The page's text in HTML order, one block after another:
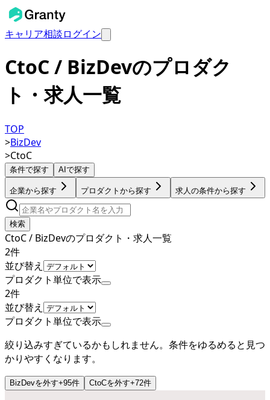
キャリア相談ログイン
CtoC / BizDevのプロダク
ト・求人一覧
TOP
>BizDev
>CtoC
条件で探す AIで探す
企業から探す プロダクトから探す 求人の条件から探す
検索
CtoC / BizDevのプロダクト・求人一覧
2件
並び替え
プロダクト単位で表示
2件
並び替え
プロダクト単位で表示
絞り込みすぎているかもしれません。条件をゆるめると見つ
かりやすくなります。
BizDevを外す+95件 CtoCを外す+72件